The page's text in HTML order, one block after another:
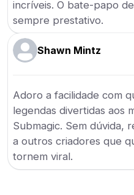
incríveis. O bate-papo
sempre prestativo.
Shawn Mintz
Adoro a facilidade com
legendas divertidas aos
Submagic. Sem dúvida,
a outros criadores que
tornem viral.